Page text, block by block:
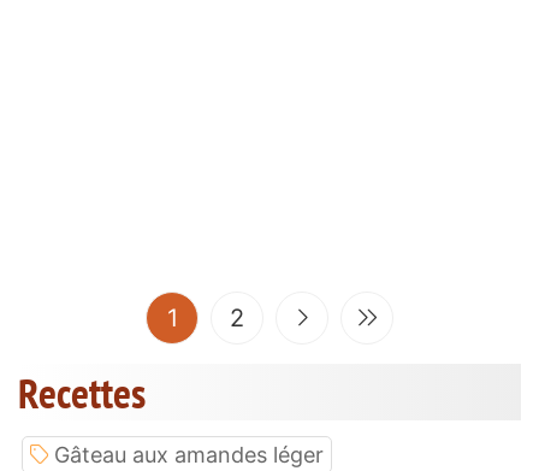
1 (current)
2
Recettes
Gâteau aux amandes léger